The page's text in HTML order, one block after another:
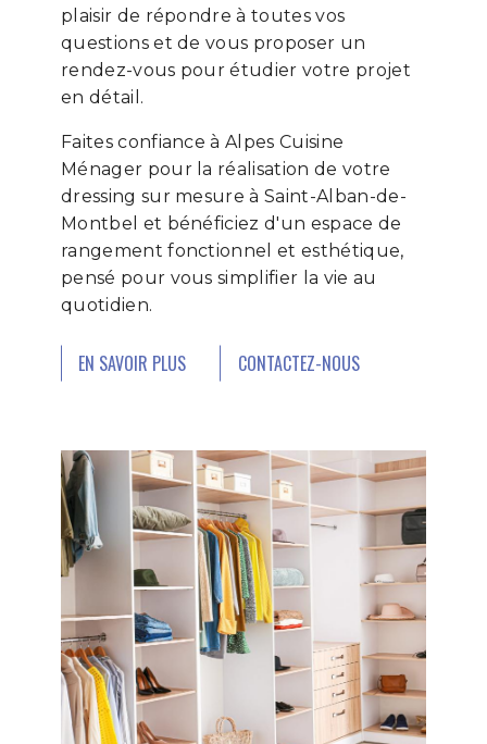
plaisir de répondre à toutes vos
questions et de vous proposer un
rendez-vous pour étudier votre projet
en détail.
Faites confiance à Alpes Cuisine
Ménager pour la réalisation de votre
dressing sur mesure à Saint-Alban-de-
Montbel et bénéficiez d'un espace de
rangement fonctionnel et esthétique,
pensé pour vous simplifier la vie au
quotidien.
EN SAVOIR PLUS CONTACTEZ-NOUS